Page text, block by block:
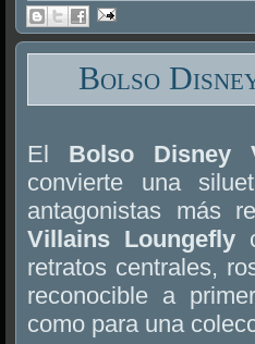
Bolso
El Bolso Disney
convierte una
antagonistas más
Villains Loungefly
retratos centrales,
reconocible a
como para una